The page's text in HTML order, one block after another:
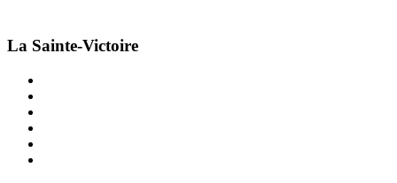
La Sainte-Victoire